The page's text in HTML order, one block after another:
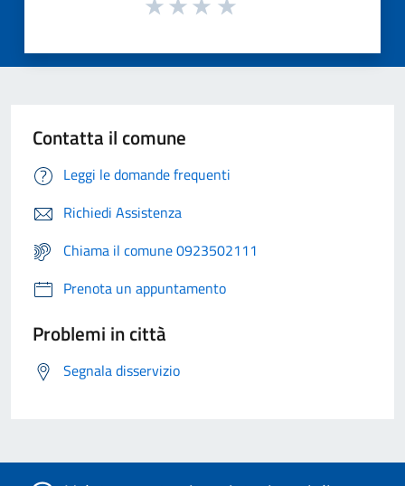
Contatta il comune
Leggi le domande frequenti
Richiedi Assistenza
Chiama il comune 0923502111
Prenota un appuntamento
Problemi in città
Segnala disservizio